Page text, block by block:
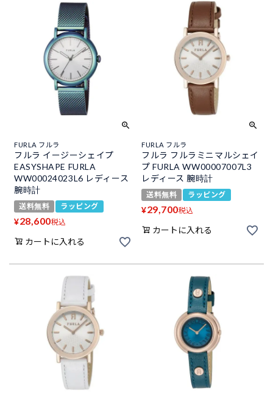
FURLA フルラ
フルラ イージーシェイプ
EASYSHAPE FURLA
WW00024023L6 レディース
腕時計
送料無料 ラッピング
¥28,600税込
カートに入れる
FURLA フルラ
フルラ フルラミニマルシェイ
プ FURLA WW00007007L3
レディース 腕時計
送料無料 ラッピング
¥29,700税込
カートに入れる